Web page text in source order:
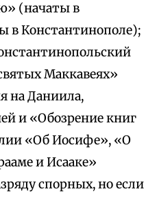
(начаты в
в Константинополе);
Маккавеях»
на Даниила,
и «Обозрение книг
«Об Иосифе», «О
и Исааке»
спорных, но если